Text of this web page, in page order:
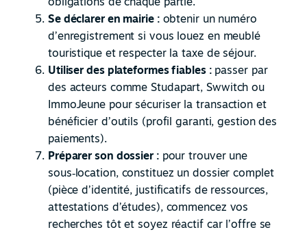
Se déclarer en mairie : obtenir un numéro
d’enregistrement si vous louez en meublé
touristique et respecter la taxe de séjour.
Utiliser des plateformes fiables : passer par
des acteurs comme Studapart, Swwitch ou
ImmoJeune pour sécuriser la transaction et
bénéficier d’outils (profil garanti, gestion des
paiements).
Préparer son dossier : pour trouver une
sous‑location, constituez un dossier complet
(pièce d’identité, justificatifs de ressources,
attestations d’études), commencez vos
recherches tôt et soyez réactif car l’offre se